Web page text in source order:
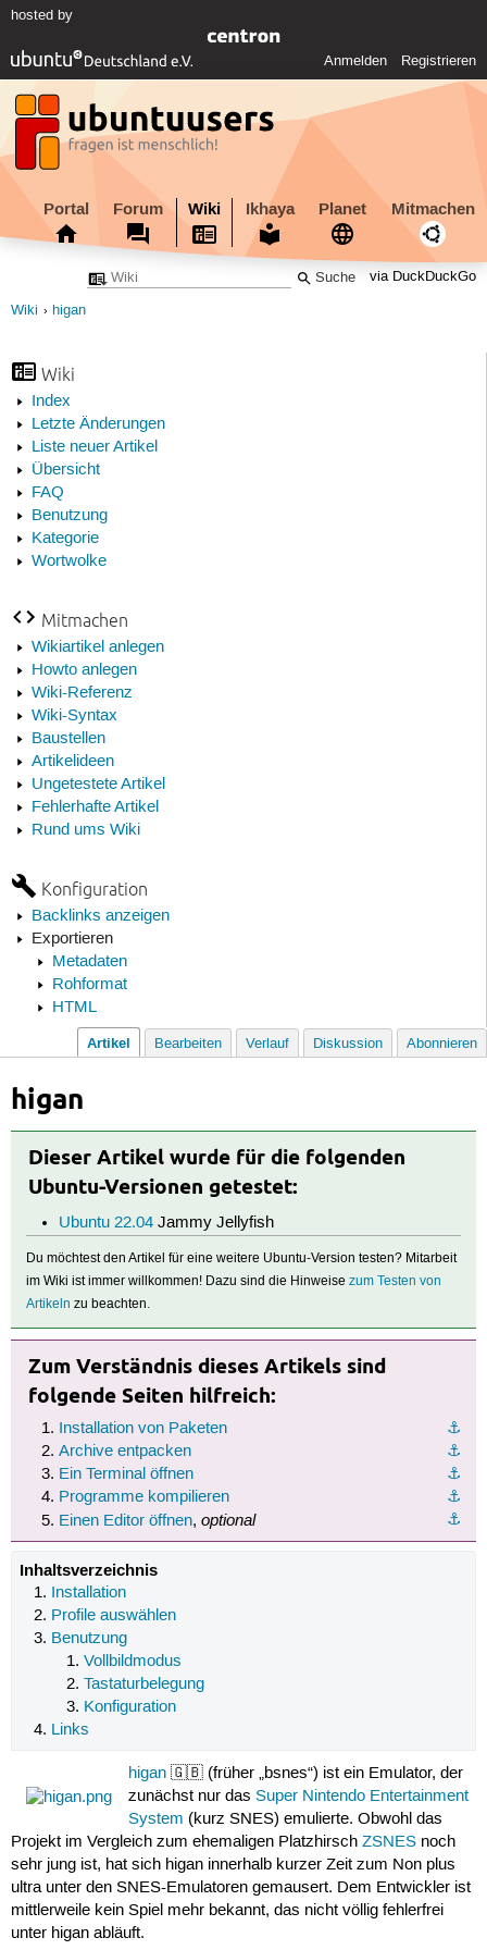
hosted by
Anmelden Registrieren
Portal Forum Wiki Ikhaya Planet Mitmachen
via DuckDuckGo
Wiki higan
Wiki
Index
Letzte Änderungen
Liste neuer Artikel
Übersicht
FAQ
Benutzung
Kategorie
Wortwolke
Mitmachen
Wikiartikel anlegen
Howto anlegen
Wiki-Referenz
Wiki-Syntax
Baustellen
Artikelideen
Ungetestete Artikel
Fehlerhafte Artikel
Rund ums Wiki
Konfiguration
Backlinks anzeigen
Exportieren
Metadaten
Rohformat
HTML
Artikel Bearbeiten Verlauf Diskussion Abonnieren
higan
Dieser Artikel wurde für die folgenden
Ubuntu-Versionen getestet:
Ubuntu 22.04Jammy Jellyfish
Du möchtest den Artikel für eine weitere Ubuntu-Version testen? Mitarbeit
im Wiki ist immer willkommen! Dazu sind die Hinweisezum Testen von
Artikeln zu beachten.
Zum Verständnis dieses Artikels sind
folgende Seiten hilfreich:
⚓︎
Installation von Paketen
⚓︎
Archive entpacken
⚓︎
Ein Terminal öffnen
⚓︎
Programme kompilieren
⚓︎
Einen Editor öffnen, optional
Inhaltsverzeichnis
Installation
Profile auswählen
Benutzung
Vollbildmodus
Tastaturbelegung
Konfiguration
Links
higan 🇬🇧 (früher „bsnes“) ist ein Emulator, der
zunächst nur dasSuper Nintendo Entertainment
System (kurz SNES) emulierte. Obwohl das
Projekt im Vergleich zum ehemaligen Platzhirsch ZSNESnoch
sehr jung ist, hat sich higan innerhalb kurzer Zeit zum Non plus
ultra unter den SNES-Emulatoren gemausert. Dem Entwickler ist
mittlerweile kein Spiel mehr bekannt, das nicht völlig fehlerfrei
unter higan abläuft.